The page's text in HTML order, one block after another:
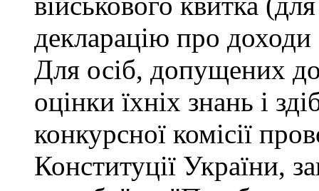
декларацію про доходи
Для осіб, допущених
оцінки їхніх знань і
конкурсної комісії
Конституції України,